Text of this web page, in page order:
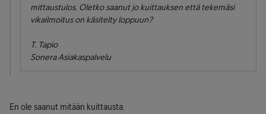
mittaustulos. Oletko saanut jo kuittauksen että tekemäsi
vikailmoitus on käsitelty loppuun?
T. Tapio
Sonera Asiakaspalvelu
En ole saanut mitään kuittausta.